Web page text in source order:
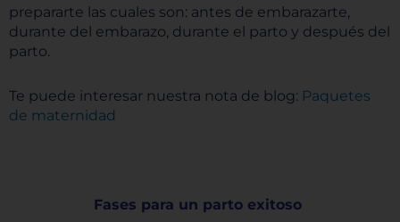
prepararte las cuales son: antes de embarazarte,
durante del embarazo, durante el parto y después del
parto.
Te puede interesar nuestra nota de blog: Paquetes
de maternidad
Fases para un parto exitoso